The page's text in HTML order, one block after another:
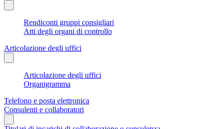
Rendiconti gruppi consigliari
Atti degli organi di controllo
Articolazione degli uffici
Articolazione degli uffici
Organigramma
Telefono e posta elettronica
Consulenti e collaboratori